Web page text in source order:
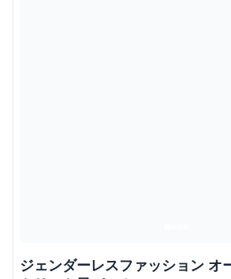
ジェンダーレスファッション オ